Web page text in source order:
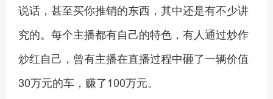
说话，甚至买你推销的东西，其中还是有不少讲
究的。每个主播都有自己的特色，有人通过炒作
炒红自己，曾有主播在直播过程中砸了一辆价值
30万元的车，赚了100万元。